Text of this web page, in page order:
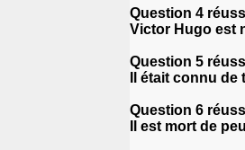
Question 4
Victor Hugo est
Question 5
Il était connu de
Question 6
Il est mort de